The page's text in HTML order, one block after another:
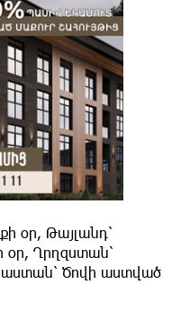
օր, Թայլանդ՝
օր, Ղրղզստան՝
Ծովի աստված